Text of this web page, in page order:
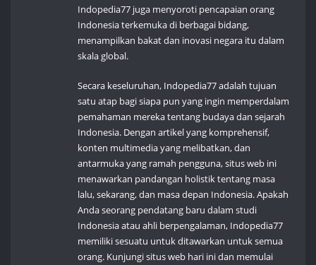
Indopedia77 juga menyoroti pencapaian orang
Indonesia terkemuka di berbagai bidang,
menampilkan bakat dan inovasi negara itu dalam
skala global.
Secara keseluruhan, Indopedia77 adalah tujuan
satu atap bagi siapa pun yang ingin memperdalam
pemahaman mereka tentang budaya dan sejarah
Indonesia. Dengan artikel yang komprehensif,
konten multimedia yang melibatkan, dan
antarmuka yang ramah pengguna, situs web ini
menawarkan pandangan holistik tentang masa
lalu, sekarang, dan masa depan Indonesia. Apakah
Anda seorang pendatang baru dalam studi
Indonesia atau ahli berpengalaman, Indopedia77
memiliki sesuatu untuk ditawarkan untuk semua
orang. Kunjungi situs web hari ini dan memulai